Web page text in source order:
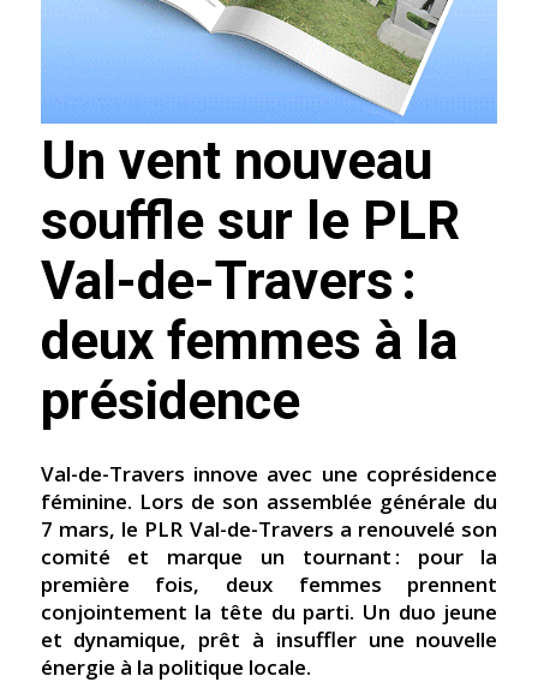
Un vent nouveau
souffle sur le PLR
Val-de-Travers :
deux femmes à la
présidence
Val-de-Travers innove avec une coprésidence
féminine. Lors de son assemblée générale du
7 mars, le PLR Val-de-Travers a renouvelé son
comité et marque un tournant : pour la
première fois, deux femmes prennent
conjointement la tête du parti. Un duo jeune
et dynamique, prêt à insuffler une nouvelle
énergie à la politique locale.